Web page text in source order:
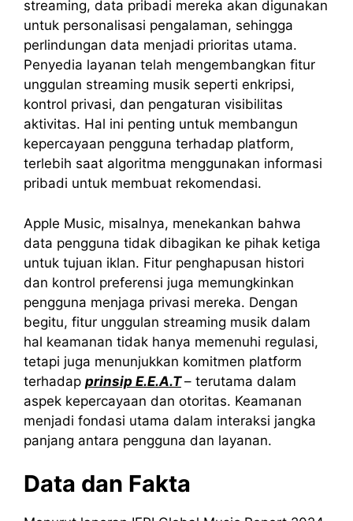
streaming, data pribadi mereka akan digunakan
untuk personalisasi pengalaman, sehingga
perlindungan data menjadi prioritas utama.
Penyedia layanan telah mengembangkan fitur
unggulan streaming musik seperti enkripsi,
kontrol privasi, dan pengaturan visibilitas
aktivitas. Hal ini penting untuk membangun
kepercayaan pengguna terhadap platform,
terlebih saat algoritma menggunakan informasi
pribadi untuk membuat rekomendasi.
Apple Music, misalnya, menekankan bahwa
data pengguna tidak dibagikan ke pihak ketiga
untuk tujuan iklan. Fitur penghapusan histori
dan kontrol preferensi juga memungkinkan
pengguna menjaga privasi mereka. Dengan
begitu, fitur unggulan streaming musik dalam
hal keamanan tidak hanya memenuhi regulasi,
tetapi juga menunjukkan komitmen platform
terhadap prinsip E.E.A.T – terutama dalam
aspek kepercayaan dan otoritas. Keamanan
menjadi fondasi utama dalam interaksi jangka
panjang antara pengguna dan layanan.
Data dan Fakta